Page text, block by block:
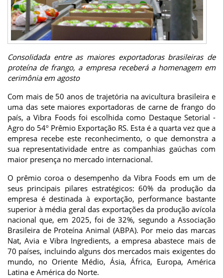
Consolidada entre as maiores exportadoras brasileiras de
proteína de frango, a empresa receberá a homenagem em
cerimônia em agosto
Com mais de 50 anos de trajetória na avicultura brasileira e
uma das sete maiores exportadoras de carne de frango do
país, a Vibra Foods foi escolhida como Destaque Setorial -
Agro do 54º Prêmio Exportação RS. Esta é a quarta vez que a
empresa recebe este reconhecimento, o que demonstra a
sua representatividade entre as companhias gaúchas com
maior presença no mercado internacional.
O prêmio coroa o desempenho da Vibra Foods em um de
seus principais pilares estratégicos: 60% da produção da
empresa é destinada à exportação, performance bastante
superior à média geral das exportações da produção avícola
nacional que, em 2025, foi de 32%, segundo a Associação
Brasileira de Proteína Animal (ABPA). Por meio das marcas
Nat, Avia e Vibra Ingredients, a empresa abastece mais de
70 países, incluindo alguns dos mercados mais exigentes do
mundo, no Oriente Médio, Ásia, África, Europa, América
Latina e América do Norte.